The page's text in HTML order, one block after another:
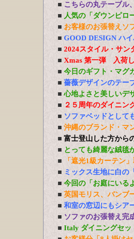
■ こちらの丸テーブル
■ 人気の「ダウンピロ
■ お客様のお張替えソ
■ GOOD DESIGN ハ
■ 2024スタイル・サン
■ Xmas 第一弾 入荷し
■ 今日のギフト・マグ
■ 薔薇デザインのテー
■ 心地よさと美しいデ
■ ２５周年のダイニン
■ ソファベッドとして
■ 沖縄のブランド・マ
■ 富士登山した方から
■ とっても綺麗な絨毯
■
「遮光1級カーテン
■ ミックス生地に白の
■ 今回の「お庭にいる
■ 英国モリス、バンブ
■ 和室の窓辺にもシア
■ ソファのお張替え完
■ Italy ダイニングセッ